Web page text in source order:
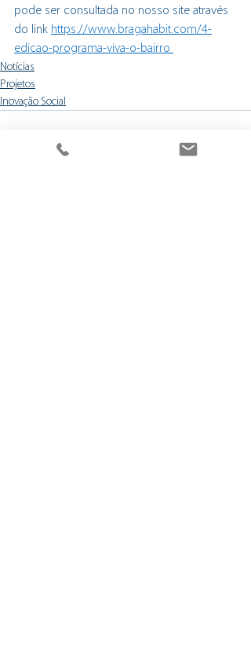
pode ser consultada no nosso site através
do link https://www.bragahabit.com/4-
edicao-programa-viva-o-bairro
Notícias
Projetos
Inovação Social